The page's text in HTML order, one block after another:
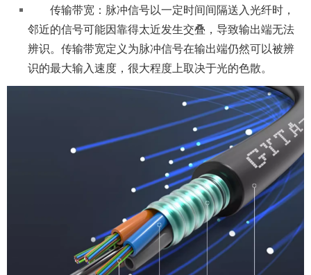
传输带宽：脉冲信号以一定时间间隔送入光纤时，
邻近的信号可能因靠得太近发生交叠，导致输出端无法
辨识。传输带宽定义为脉冲信号在输出端仍然可以被辨
识的最大输入速度，很大程度上取决于光的色散。